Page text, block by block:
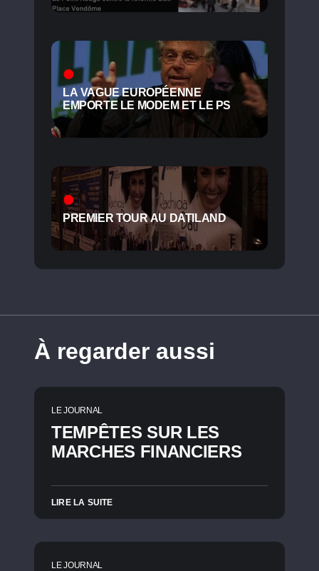
LA VAGUE EUROPÉENNE
EMPORTE LE MODEM ET LE PS
PREMIER TOUR AU DATILAND
À regarder aussi
LE JOURNAL
TEMPÊTES SUR LES
MARCHES FINANCIERS
LIRE LA SUITE
LE JOURNAL